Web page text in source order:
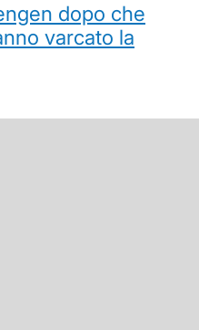
dopo che
varcato la